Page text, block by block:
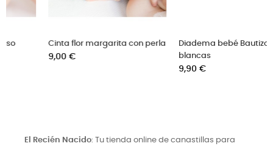
Diadema bebé Bautizo flores
blancas
Capota Bautizo de encajes
18,00 €
El Recién Nacido: Tu tienda online de canastillas para